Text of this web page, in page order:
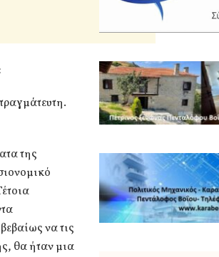
της
να τις
θα ήταν μια